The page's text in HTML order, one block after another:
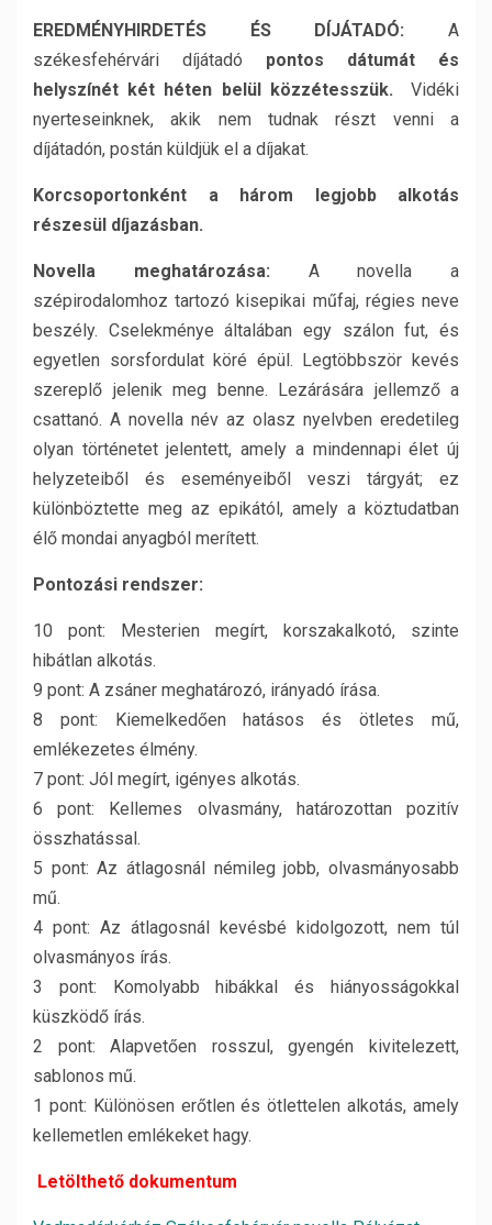
EREDMÉNYHIRDETÉS ÉS DÍJÁTADÓ: A
székesfehérvári díjátadó pontos dátumát és
helyszínét két héten belül közzétesszük.
Vidéki
nyerteseinknek, akik nem tudnak részt venni a
díjátadón, postán küldjük el a díjakat.
Korcsoportonként a három legjobb alkotás
részesül díjazásban.
Novella meghatározása: A novella a
szépirodalomhoz tartozó kisepikai műfaj, régies neve
beszély. Cselekménye általában egy szálon fut, és
egyetlen sorsfordulat köré épül. Legtöbbször kevés
szereplő jelenik meg benne. Lezárására jellemző a
csattanó. A novella név az olasz nyelvben eredetileg
olyan történetet jelentett, amely a mindennapi élet új
helyzeteiből és eseményeiből veszi tárgyát; ez
különböztette meg az epikától, amely a köztudatban
élő mondai anyagból merített.
Pontozási rendszer:
10 pont: Mesterien megírt, korszakalkotó, szinte
hibátlan alkotás.
9 pont: A zsáner meghatározó, irányadó írása.
8 pont: Kiemelkedően hatásos és ötletes mű,
emlékezetes élmény.
7 pont: Jól megírt, igényes alkotás.
6 pont: Kellemes olvasmány, határozottan pozitív
összhatással.
5 pont: Az átlagosnál némileg jobb, olvasmányosabb
mű.
4 pont: Az átlagosnál kevésbé kidolgozott, nem túl
olvasmányos írás.
3 pont: Komolyabb hibákkal és hiányosságokkal
küszködő írás.
2 pont: Alapvetően rosszul, gyengén kivitelezett,
sablonos mű.
1 pont: Különösen erőtlen és ötlettelen alkotás, amely
kellemetlen emlékeket hagy.
Letölthető dokumentum